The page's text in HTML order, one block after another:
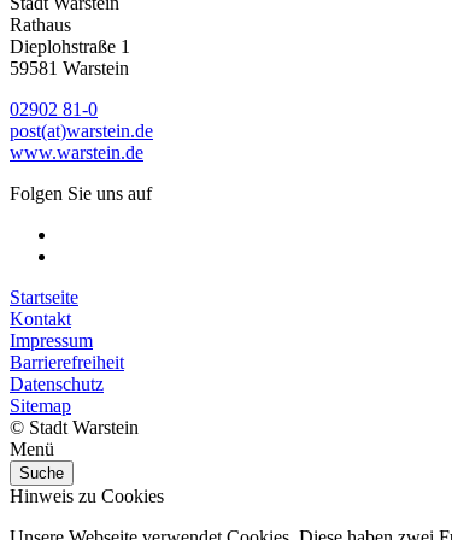
Rathaus
Dieplohstraße 1
59581 Warstein
02902 81-0
post(at)warstein.de
www.warstein.de
Folgen Sie uns auf
Startseite
Kontakt
Impressum
Barrierefreiheit
Datenschutz
Sitemap
© Stadt Warstein
Menü
Suche
Hinweis zu Cookies